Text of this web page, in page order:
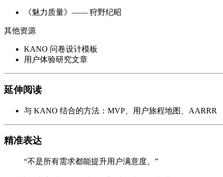
《魅力质量》—— 狩野纪昭
其他资源
KANO 问卷设计模板
用户体验研究文章
延伸阅读
与 KANO 结合的方法：MVP、用户旅程地图、AARRR
精准表达
“不是所有需求都能提升用户满意度。”